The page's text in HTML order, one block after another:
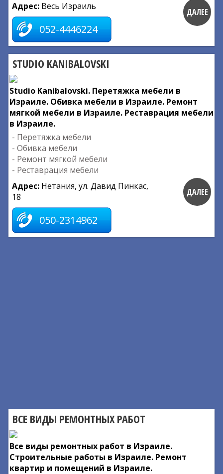
Адрес: Весь Израиль
052-4446224
ДАЛЕЕ
STUDIO KANIBALOVSKI
Studio Kanibalovski. Перетяжка мебели в
Израиле. Обивка мебели в Израиле. Ремонт
мягкой мебели в Израиле. Реставрация мебели
в Израиле.
- Перетяжка мебели
- Обивка мебели
- Ремонт мягкой мебели
- Реставрация мебели
Адрес: Нетания, ул. Давид Пинкас,
18
050-2314962
ДАЛЕЕ
ВСЕ ВИДЫ РЕМОНТНЫХ РАБОТ
Все виды ремонтных работ в Израиле.
Строительные работы в Израиле. Ремонт
квартир и помещений в Израиле.